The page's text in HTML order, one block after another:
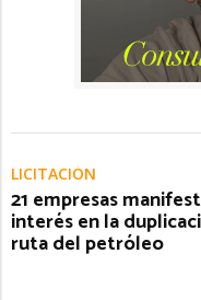
LICITACIÓN
21 empresas
interés en la
ruta del petróleo